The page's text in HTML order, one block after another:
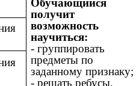
Обучающийся
получит
возможность
научиться:
- группировать
предметы по
заданному признаку;
- решать ребусы,